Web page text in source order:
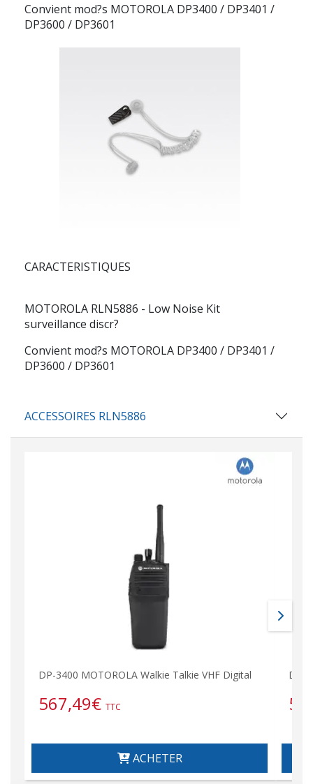
Convient mod?s MOTOROLA DP3400 / DP3401 /
DP3600 / DP3601
CARACTERISTIQUES
MOTOROLA RLN5886 - Low Noise Kit
surveillance discr?
Convient mod?s MOTOROLA DP3400 / DP3401 /
DP3600 / DP3601
ACCESSOIRES RLN5886
DP-3400 MOTOROLA Walkie Talkie VHF Digital
567,49€ TTC
ACHETER
DP-